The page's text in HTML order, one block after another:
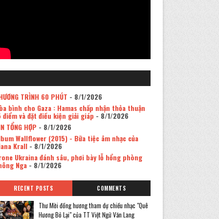
TRÌNH 60 PHÚT - 8/1/2026
bình cho Gaza : Hamas chấp nhận thỏa thuận
điểm và đặt điều kiện giải giáp - 8/1/2026
TỔNG HỢP - 8/1/2026
Wallflower (2015) - Bữa tiệc âm nhạc của
Krall- 8/1/2026
Ukraina đánh sâu, phơi bày lỗ hổng phòng
Nga- 8/1/2026
RECENT POSTS COMMENTS
Thư Mời đồng hương tham dự chiều nhạc "Quê
Hương Bỏ Lại" của TT Việt Ngữ Văn Lang